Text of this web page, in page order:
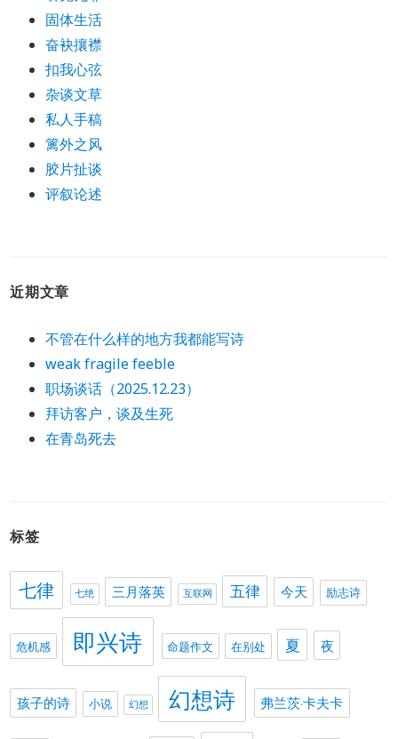
固体生活
奋袂攘襟
扣我心弦
杂谈文草
私人手稿
篱外之风
胶片扯谈
评叙论述
近期文章
不管在什么样的地方我都能写诗
weak fragile feeble
职场谈话（2025.12.23）
拜访客户，谈及生死
在青岛死去
标签
七律 七绝 三月落英 互联网 五律 今天 励志诗
危机感 即兴诗 命题作文 在别处 夏 夜
孩子的诗 小说 幻想 幻想诗 弗兰茨·卡夫卡